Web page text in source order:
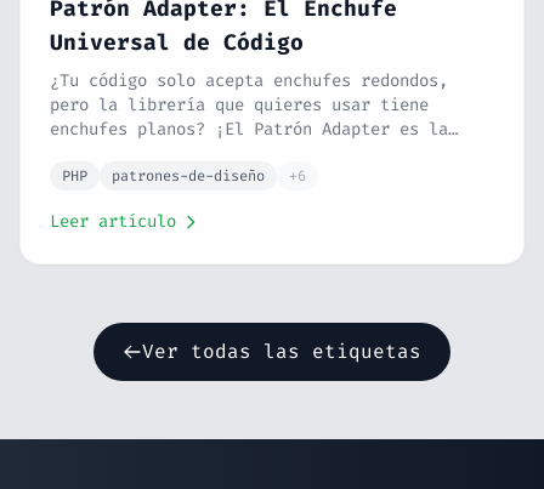
Patrón Adapter: El Enchufe
Universal de Código
¿Tu código solo acepta enchufes redondos,
pero la librería que quieres usar tiene
enchufes planos? ¡El Patrón Adapter es la
sencillo, ejemplos en PHP y casos de uso real
PHP patrones-de-diseño +6
Leer artículo
Ver todas las etiquetas